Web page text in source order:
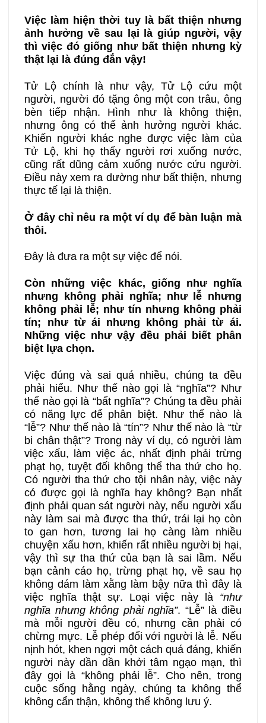
Việc làm hiện thời tuy là bất thiện nhưng
ảnh hưởng về sau lại là giúp người, vậy
thì việc đó giống như bất thiện nhưng kỳ
thật lại là đúng đắn vậy!
Tử Lộ chính là như vậy, Tử Lộ cứu một
người, người đó tặng ông một con trâu, ông
bèn tiếp nhận. Hình như là không thiện,
nhưng ông có thể ảnh hưởng người khác.
Khiến người khác nghe được việc làm của
Tử Lộ, khi họ thấy người rơi xuống nước,
cũng rất dũng cảm xuống nước cứu người.
Điều này xem ra dường như bất thiện, nhưng
thực tế lại là thiện.
Ở đây chỉ nêu ra một ví dụ để bàn luận mà
thôi.
Đây là đưa ra một sự việc để nói.
Còn những việc khác, giống như nghĩa
nhưng không phải nghĩa; như lễ nhưng
không phải lễ; như tín nhưng không phải
tín; như từ ái nhưng không phải từ ái.
Những việc như vậy đều phải biết phân
biệt lựa chọn.
Việc đúng và sai quá nhiều, chúng ta đều
phải hiểu. Như thế nào gọi là “nghĩa”? Như
thế nào gọi là “bất nghĩa”? Chúng ta đều phải
có năng lực để phân biệt. Như thế nào là
“lễ”? Như thế nào là “tín”? Như thế nào là “từ
bi chân thật”? Trong này ví dụ, có người làm
việc xấu, làm việc ác, nhất định phải trừng
phạt họ, tuyệt đối không thể tha thứ cho họ.
Có người tha thứ cho tội nhân này, việc này
có được gọi là nghĩa hay không? Bạn nhất
định phải quan sát người này, nếu người xấu
này làm sai mà được tha thứ, trái lại họ còn
to gan hơn, tương lai họ càng làm nhiều
chuyện xấu hơn, khiến rất nhiều người bị hại,
vậy thì sự tha thứ của bạn là sai lầm. Nếu
bạn cảnh cáo họ, trừng phạt họ, về sau họ
không dám làm xằng làm bậy nữa thì đây là
việc nghĩa thật sự. Loại việc này là “như
nghĩa nhưng không phải nghĩa”. “Lễ” là điều
mà mỗi người đều có, nhưng cần phải có
chừng mực. Lễ phép đối với người là lễ. Nếu
nịnh hót, khen ngợi một cách quá đáng, khiến
người này dần dần khởi tâm ngạo mạn, thì
đây gọi là “không phải lễ”. Cho nên, trong
cuộc sống hằng ngày, chúng ta không thể
không cẩn thận, không thể không lưu ý.